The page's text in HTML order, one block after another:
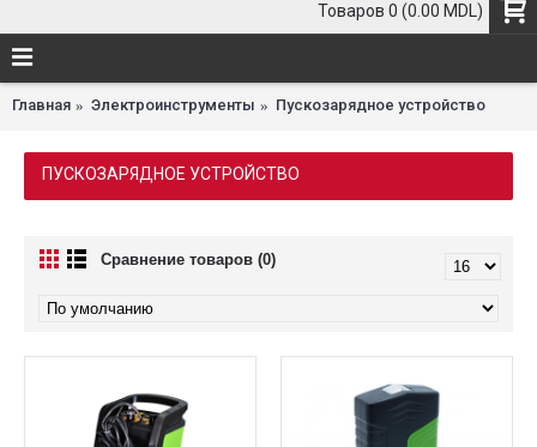
Товаров 0 (0.00 MDL)
Главная Электроинструменты Пускозарядное устройство
ПУСКОЗАРЯДНОЕ УСТРОЙСТВО
Сравнение товаров (0)